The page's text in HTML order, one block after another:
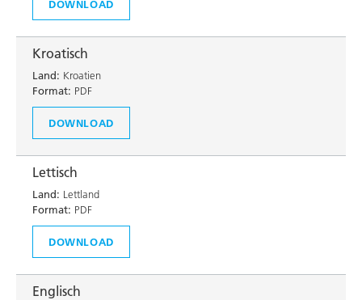
DOWNLOAD
Kroatisch
Land: Kroatien
Format: PDF
DOWNLOAD
Lettisch
Land: Lettland
Format: PDF
DOWNLOAD
Englisch